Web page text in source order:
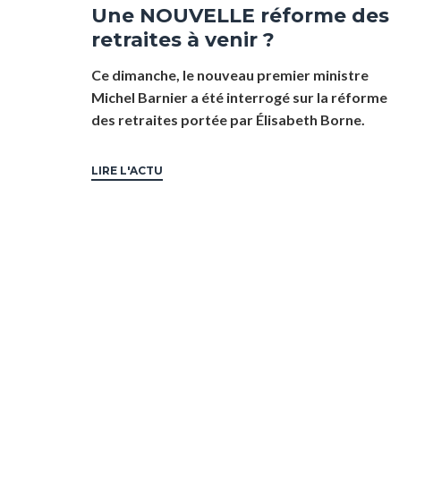
Une NOUVELLE réforme des
retraites à venir ?
Ce dimanche, le nouveau premier ministre
Michel Barnier a été interrogé sur la réforme
des retraites portée par Élisabeth Borne.
LIRE L'ACTU